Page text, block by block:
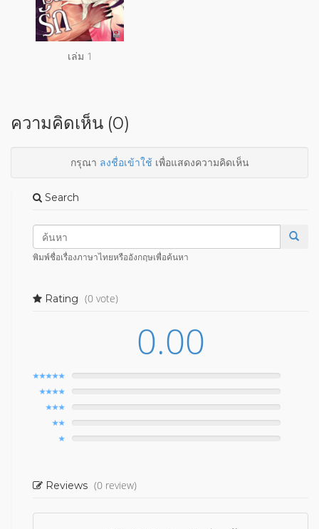
เล่ม 1
ความคิดเห็น (0)
กรุณา ลงชื่อเข้าใช้เพื่อแสดงความคิดเห็น
Search
พิมพ์ชื่อเรื่องภาษาไทยหรืออังกฤษเพื่อค้นหา
Rating (0 vote)
0.00
Reviews (0 review)